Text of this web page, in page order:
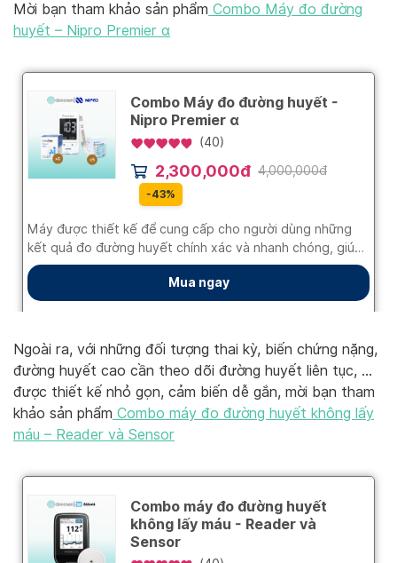
Mời bạn tham khảo sản phẩm Combo Máy đo đường
huyết – Nipro Premier α
Ngoài ra, với những đối tượng thai kỳ, biến chứng nặng,
đường huyết cao cần theo dõi đường huyết liên tục, …
được thiết kế nhỏ gọn, cảm biến dễ gắn, mời bạn tham
khảo sản phẩm Combo máy đo đường huyết không lấy
máu – Reader và Sensor